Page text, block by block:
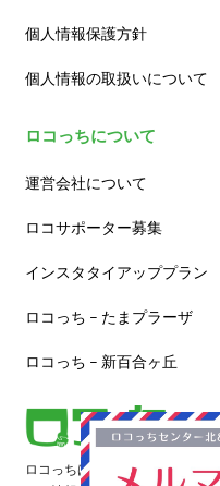
個人情報保護方針
個人情報の取扱いについて
ロコっちについて
運営会社について
ロコサポーター募集
インスタタイアッププラン
ロコっち – たまプラーザ
ロコっち – 新百合ヶ丘
ロコっちは、あなたのジモト体